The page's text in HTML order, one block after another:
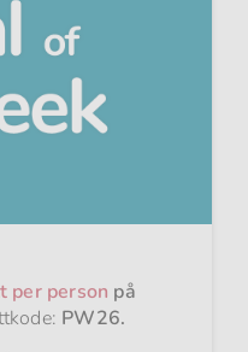
per person på
PW26.